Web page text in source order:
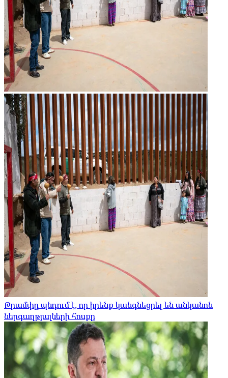
Թրամփը պնդում է, որ իրենք կանգնեցրել են անկանոն
ներգաղթյալների հոսքը